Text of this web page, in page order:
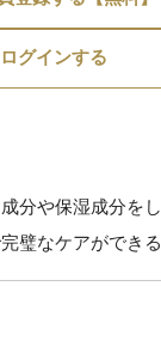
ログインする
分や保湿成分をし
璧なケアができる